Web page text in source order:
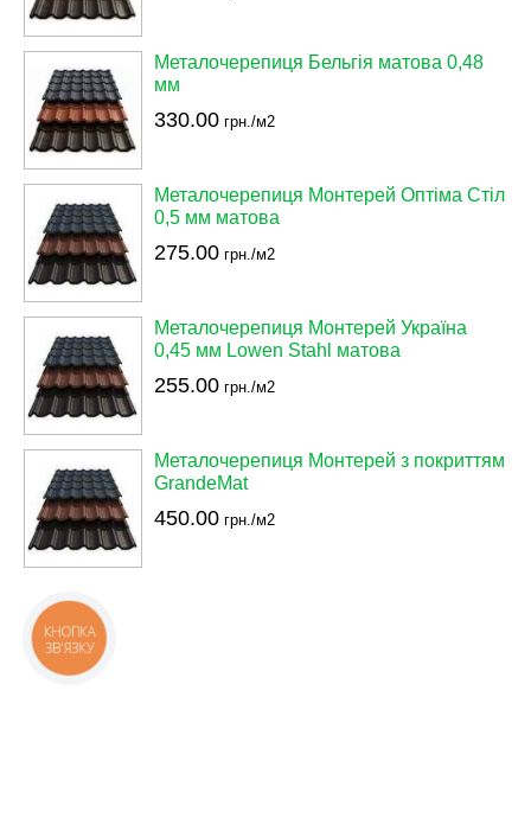
Металочерепиця Бельгія матова 0,48
мм
330.00 грн./м2
Металочерепиця Монтерей Оптіма Стіл
0,5 мм матова
275.00 грн./м2
Металочерепиця Монтерей Україна
0,45 мм Lowen Stahl матова
255.00 грн./м2
Металочерепиця Монтерей з покриттям
GrandeMat
450.00 грн./м2
КНОПКА
ЗВ'ЯЗКУ